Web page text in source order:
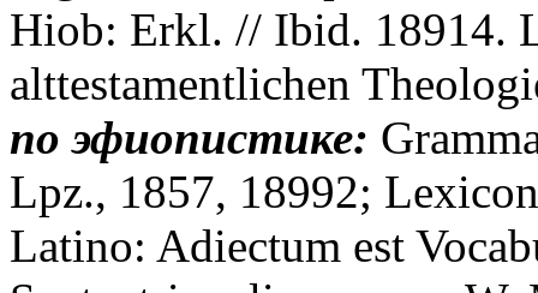
Hiob: Erkl. // Ibid. 18914.
alttestamentlichen
по эфиопистике:
Lpz., 1857, 18992;
Latino: Adiectum est